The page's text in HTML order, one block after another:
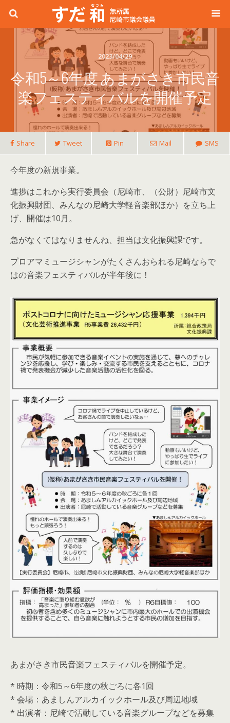
2023/04/29
令和5～6年度 あまがさき市民音
楽フェスティバルを開催予定
Share Tweet Pin Mail SMS
今年度の新規事業。
進捗はこれから実行委員会（尼崎市、（公財）尼崎市文
化振興財団、みんなの尼崎大学軽音楽部ほか）を立ち上
げ、開催は10月。
急がなくてはなりませんね、担当は文化振興課です。
プロアマミュージシャンがたくさんおられる尼崎ならで
はの音楽フェスティバルが半年後に！
あまがさき市民音楽フェスティバルを開催予定。
* 時期：令和5～6年度の秋ごろに各1回
* 会場：あましんアルカイックホール及び周辺地域
* 出演者：尼崎で活動している音楽グループなどを募集